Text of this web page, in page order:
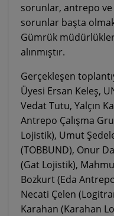
sorunlar, antrepo ve
sorunlar başta
Gümrük
alınmıştır.
Gerçekleşen
Üyesi Ersan Keleş,
Vedat Tutu, Yalçın
Antrepo Çalışma
Lojistik), Umut
(TOBBUND), Onur
(Gat Lojistik),
Bozkurt (Eda
Necati Çelen
Karahan (Karahan